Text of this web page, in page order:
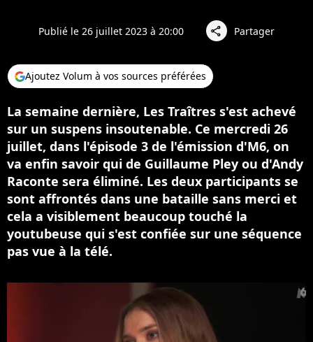
Publié le 26 juillet 2023 à 20:00 share Partager
Ajoutez Volum à vos sources préférées
La semaine dernière, Les Traîtres s'est achevé
sur un suspens insoutenable. Ce mercredi 26
juillet, dans l'épisode 3 de l'émission d'M6, on
va enfin savoir qui de Guillaume Pley ou d'Andy
Raconte sera éliminé. Les deux participants se
sont affrontés dans une bataille sans merci et
cela a visiblement beaucoup touché la
youtubeuse qui s'est confiée sur une séquence
pas vue à la télé.